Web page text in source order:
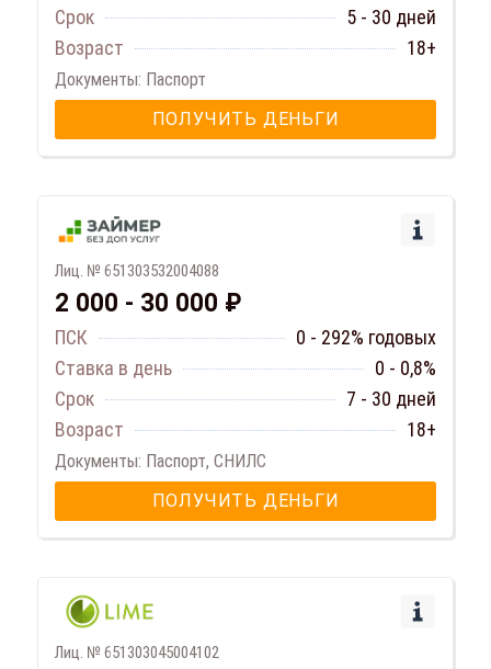
Срок
5 - 30 дней
Возраст
18+
Документы: Паспорт
ПОЛУЧИТЬ ДЕНЬГИ
Лиц. № 651303532004088
2 000 - 30 000 ₽
ПСК
0 - 292% годовых
Ставка в день
0 - 0,8%
Срок
7 - 30 дней
Возраст
18+
Документы: Паспорт, СНИЛС
ПОЛУЧИТЬ ДЕНЬГИ
Лиц. № 651303045004102